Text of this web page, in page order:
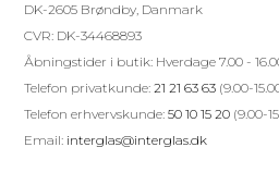
DK-2605 Brøndby, Danmark
CVR: DK-34468893
Åbningstider i butik: Hverdage 7.00 -
Telefon privatkunde:21 21 63 63 (9.00-
Telefon erhvervskunde:50 10 15 20 (9.00-
Email: interglas@interglas.dk